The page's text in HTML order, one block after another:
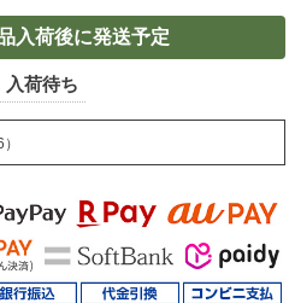
入荷後に発送予定
入荷待ち